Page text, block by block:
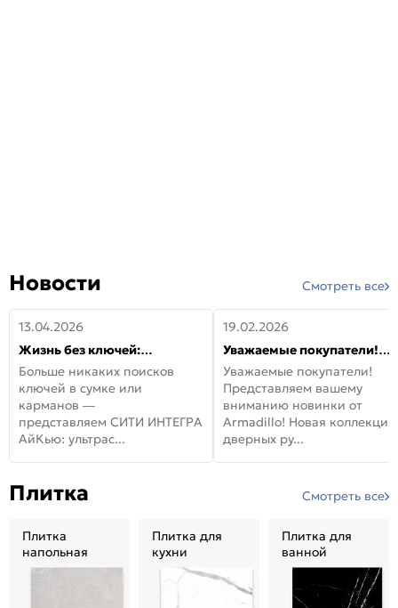
Новости Смотреть все
13.04.2026
Жизнь без ключей:
встречайте новую дверь
СИТИ ИНТЕГРА АйКью!
Больше никаких поисков
ключей в сумке или
карманов —
представляем СИТИ ИНТЕГРА
АйКью: ультрас...
19.02.2026
Уважаемые покупатели!
Представляем вашему
вниманию новинки от
Armadillo!
Уважаемые покупатели!
Представляем вашему
вниманию новинки от
Armadillo! Новая коллекция
дверных ру...
Плитка Смотреть все
Плитка
напольная
Плитка для
кухни
Плитка для
ванной